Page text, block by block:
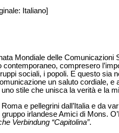
Italiano]
Mondiale delle
contemporaneo, compresero
sociali, i popoli. E questo sia
un saluto cordiale,
stile che unisca la verità e la
e pellegrini dall’Italia e da
irlandese Amici di Mons.
Verbindung “Capitolina”.